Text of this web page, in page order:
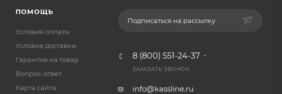
ПОМОЩЬ
Условия оплаты
Условия доставки
Гарантия на товар
Вопрос-ответ
Карта сайта
Подписаться на рассылку
8 (800) 551-24-37
ЗАКАЗАТЬ ЗВОНОК
info@kassline.ru